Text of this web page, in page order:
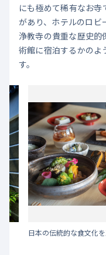
にも極めて稀有なお
があり、ホテルのロビ
浄教寺の貴重な歴史的
術館に宿泊するかのよ
す。
日本の伝統的な食文化